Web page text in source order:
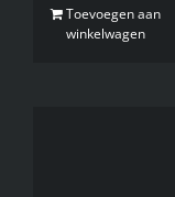
Toevoegen aan
winkelwagen